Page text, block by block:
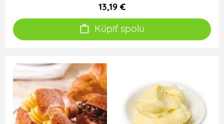
13,19 €
Kúpiť spolu